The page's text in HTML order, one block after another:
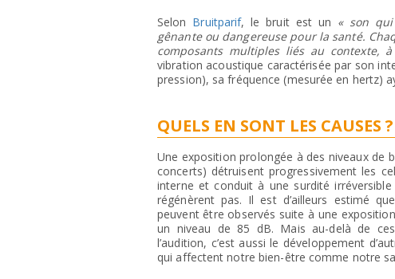
Selon Bruitparif, le bruit est un « son
gênante ou dangereuse pour la santé.
composants multiples liés au contexte,
vibration acoustique caractérisée par son
pression), sa fréquence (mesurée en hertz)
QUELS EN SONT LES CAUSES ?
Une exposition prolongée à des niveaux de
concerts) détruisent progressivement les
interne et conduit à une surdité
régénèrent pas. Il est d’ailleurs estimé
peuvent être observés suite à une
un niveau de 85 dB. Mais au-delà de
l’audition, c’est aussi le développement
qui affectent notre bien-être comme notre